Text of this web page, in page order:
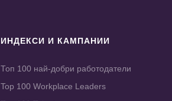
ИНДЕКСИ И КАМПАНИИ
Топ 100 най-добри работодатели
Top 100 Workplace Leaders